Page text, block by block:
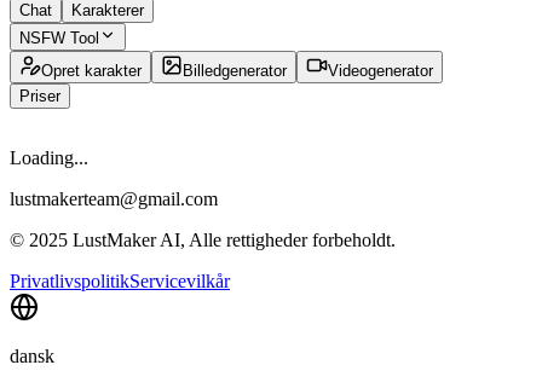
Chat
Karakterer
NSFW Tool
Opret karakter
Billedgenerator
Videogenerator
Priser
Loading...
lustmakerteam@gmail.com
© 2025 LustMaker AI, Alle rettigheder forbeholdt.
PrivatlivspolitikServicevilkår
dansk